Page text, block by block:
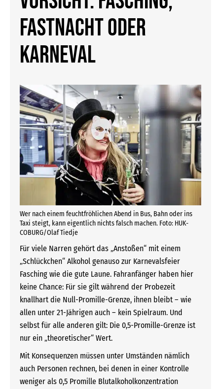
Fastnacht oder
Karneval
Wer nach einem feuchtfröhlichen Abend in Bus, Bahn oder ins
Taxi steigt, kann eigentlich nichts falsch machen. Foto: HUK-
COBURG/Olaf Tiedje
Für viele Narren gehört das „Anstoßen“ mit einem
„Schlückchen“ Alkohol genauso zur Karnevalsfeier
Fasching wie die gute Laune. Fahranfänger haben hier
keine Chance: Für sie gilt während der Probezeit
knallhart die Null-Promille-Grenze, ihnen bleibt – wie
allen unter 21-Jährigen auch – kein Spielraum. Und
selbst für alle anderen gilt: Die 0,5-Promille-Grenze ist
nur ein „theoretischer“ Wert.
Mit Konsequenzen müssen unter Umständen nämlich
auch Personen rechnen, bei denen in einer Kontrolle
weniger als 0,5 Promille Blutalkoholkonzentration